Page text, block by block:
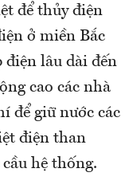
để thủy điện
ở miền Bắc
điện lâu dài đến
cao các nhà
để giữ nước các
điện than
hệ thống.